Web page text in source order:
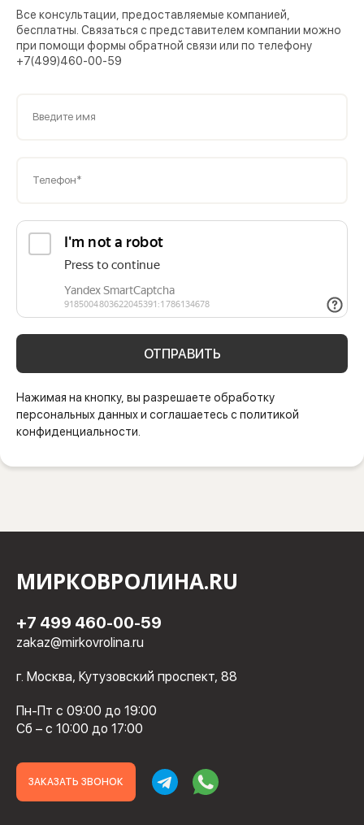
Все консультации, предоставляемые компанией,
бесплатны. Связаться с представителем компании можно
при помощи формы обратной связи или по телефону
+7(499)460-00-59
Введите имя
Телефон*
ОТПРАВИТЬ
Нажимая на кнопку, вы разрешаете обработку
персональных данных и соглашаетесь с политикой
конфиденциальности.
МИРКОВРОЛИНА.RU
+7 499 460-00-59
zakaz@mirkovrolina.ru
г. Москва, Кутузовский проспект, 88
Пн-Пт с 09:00 до 19:00
Сб – с 10:00 до 17:00
ЗАКАЗАТЬ ЗВОНОК